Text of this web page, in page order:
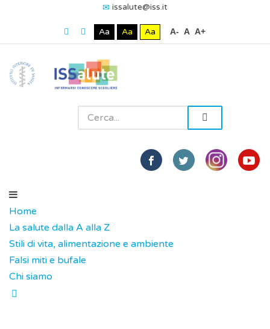
issalute@iss.it
Aa Aa Aa A- A A+
Home
La salute dalla A alla Z
Stili di vita, alimentazione e ambiente
Falsi miti e bufale
Chi siamo